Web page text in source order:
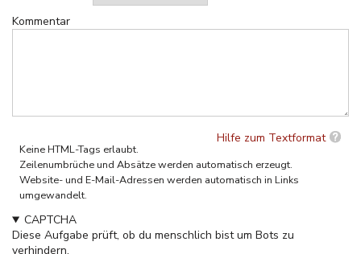
Kommentar
Hilfe zum Textformat
Keine HTML-Tags erlaubt.
Zeilenumbrüche und Absätze werden automatisch erzeugt.
Website- und E-Mail-Adressen werden automatisch in Links
umgewandelt.
CAPTCHA
Diese Aufgabe prüft, ob du menschlich bist um Bots zu
verhindern.